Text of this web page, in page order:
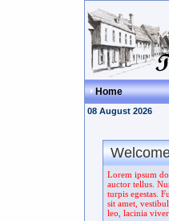
Home
08 August 2026
Lorem ipsum
auctor tellus.
turpis egestas.
sit amet,
leo, lacinia